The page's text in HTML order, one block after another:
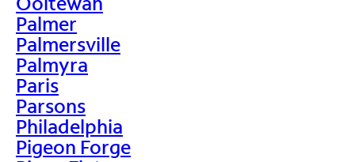
Palmer
Palmersville
Palmyra
Paris
Parsons
Philadelphia
Pigeon Forge